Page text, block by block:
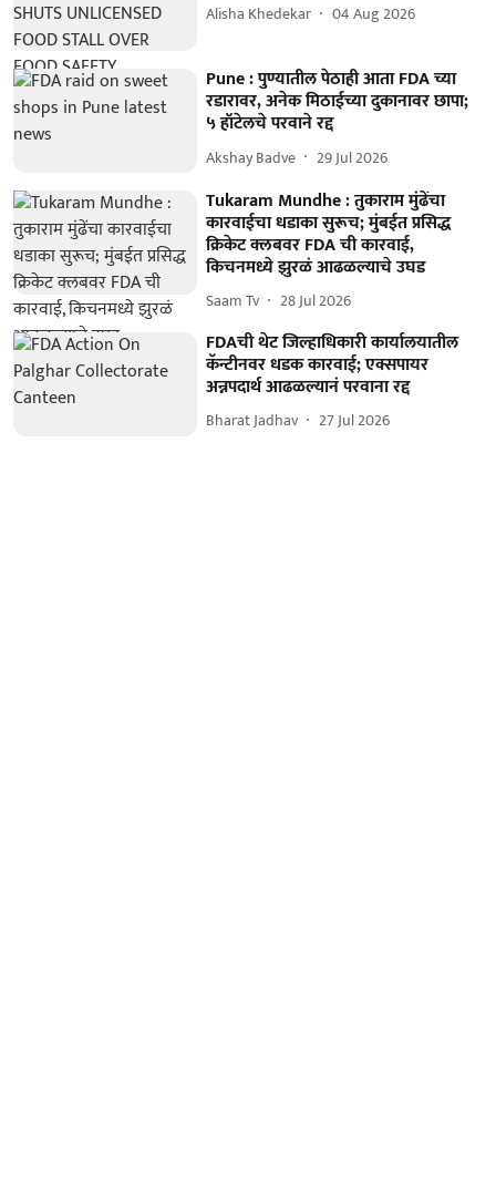
Alisha Khedekar 04 Aug 2026
Pune : पुण्यातील पेठाही आता FDA च्या
रडारावर, अनेक मिठाईच्या दुकानावर छापा;
५ हॉटेलचे परवाने रद्द
Akshay Badve 29 Jul 2026
Tukaram Mundhe : तुकाराम मुंढेंचा
कारवाईचा धडाका सुरूच; मुंबईत प्रसिद्ध
क्रिकेट क्लबवर FDA ची कारवाई,
किचनमध्ये झुरळं आढळल्याचे उघड
Saam Tv 28 Jul 2026
FDAची थेट जिल्हाधिकारी कार्यालयातील
कॅन्टीनवर धडक कारवाई; एक्सपायर
अन्नपदार्थ आढळल्यानं परवाना रद्द
Bharat Jadhav 27 Jul 2026